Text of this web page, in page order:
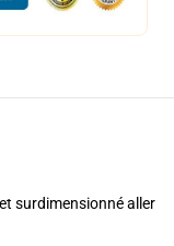
surdimensionné aller